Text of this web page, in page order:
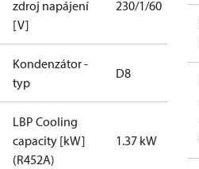
zdroj napájení
[V]
230/1/60
Kondenzátor -
typ
D8
LBP Cooling
capacity [kW]
(R452A)
1.37 kW